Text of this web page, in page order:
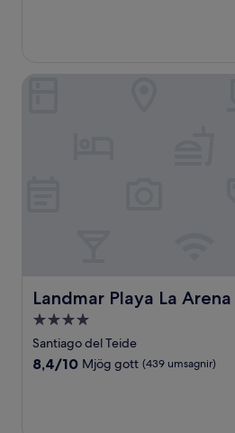
Landmar Playa La Arena
Landmar Playa La Arena
4.0
stjörnu
gististaður
Santiago del Teide
8.4
8,4/10 Mjög gott (439 umsagnir)